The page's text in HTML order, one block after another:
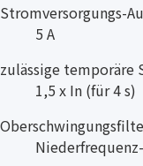
Stromversorgungs-
5 A
zulässige temporäre
1,5 x In (für 4 s)